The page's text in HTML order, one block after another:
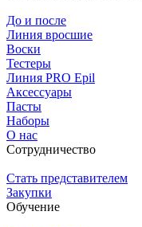
До и после
Линия вросшие
Воски
Тестеры
Линия PRO Epil
Аксессуары
Пасты
Наборы
О нас
Сотрудничество
Стать представителем
Закупки
Обучение